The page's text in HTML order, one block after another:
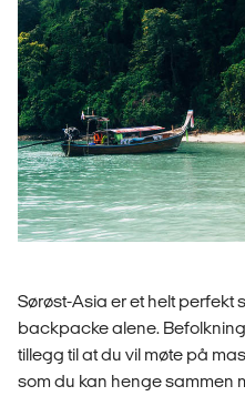
Sørøst-Asia er et helt perfekt
backpacke alene.
tillegg til at du vil møte på
som du kan henge sammen